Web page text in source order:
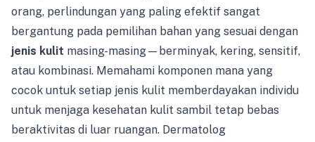
orang, perlindungan yang paling efektif sangat
bergantung pada pemilihan bahan yang sesuai dengan
jenis kulit masing-masing—berminyak, kering, sensitif,
atau kombinasi. Memahami komponen mana yang
cocok untuk setiap jenis kulit memberdayakan individu
untuk menjaga kesehatan kulit sambil tetap bebas
beraktivitas di luar ruangan. Dermatolog